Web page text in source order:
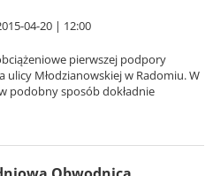
04-20 | 12:00
pierwszej podpory
ulicy Młodzianowskiej w Radomiu. W
podobny sposób dokładnie